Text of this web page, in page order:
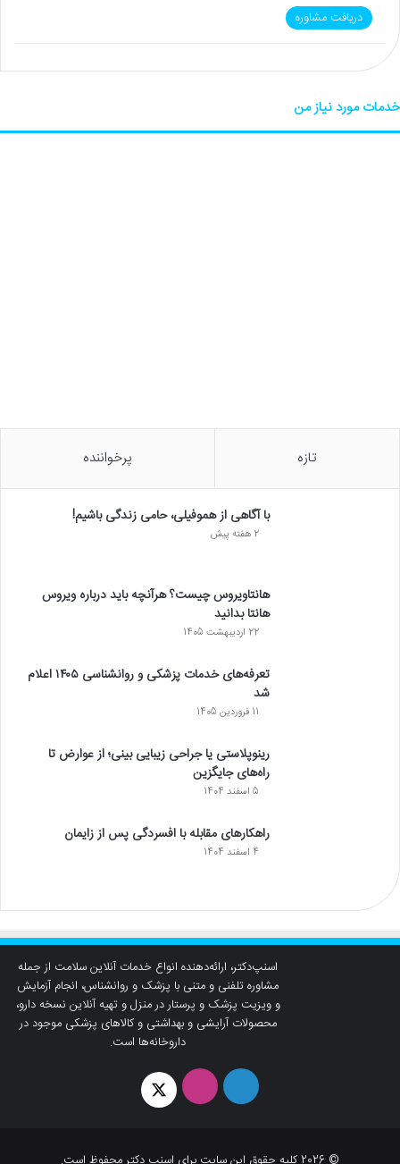
دریافت مشاوره
خدمات مورد نیاز من
تازه پرخواننده
با آگاهی از هموفیلی، حامی زندگی باشیم!
2 هفته پیش
هانتاویروس چیست؟ هرآنچه باید درباره ویروس
هانتا بدانید
22 اردیبهشت 1405
تعرفه‌های خدمات پزشکی و روانشناسی ۱۴۰۵ اعلام
شد
11 فروردین 1405
رینوپلاستی یا جراحی زیبایی بینی؛ از عوارض تا
راه‌های جایگزین
5 اسفند 1404
راهکارهای مقابله با افسردگی پس از زایمان
4 اسفند 1404
اسنپ‌دکتر، ارائه‌دهنده انواع خدمات آنلاین سلامت از جمله
مشاوره تلفنی و متنی با پزشک و روانشناس، انجام آزمایش
و ویزیت پزشک و پرستار در منزل و تهیه آنلاین نسخه دارو،
محصولات آرایشی و بهداشتی و کالاهای پزشکی موجود در
داروخانه‌ها است.
لینکدین اینستاگرام